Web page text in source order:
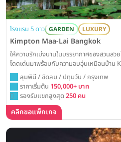
โรงแรม 5 ดาว GARDEN LUXURY
Kimpton Maa-Lai Bangkok
ให้ความรักเบ่งบานในบรรยากาศของสวนสว
โดดเด่นมาพร้อมกับความอบอุ่นเหมือนบ้า
สถานที่จัดงานแต่งที่ออกแบบมาเพื่อโมเมนต์
สุดชิค หรือวันสำคัญที่มีสมาชิกสี่ขาแสนรักอยู่เ
ลุมพินี / ชิดลม / ปทุมวัน / กรุงเทพ
ราคาเริ่มต้น 150,000+ บาท
รองรับแขกสูงสุด 250 คน
คลิกขอแพ็กเกจ